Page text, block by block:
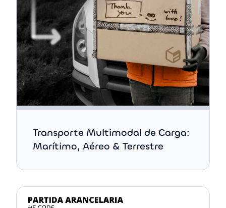
Transporte Multimodal de Carga:
Marítimo, Aéreo & Terrestre